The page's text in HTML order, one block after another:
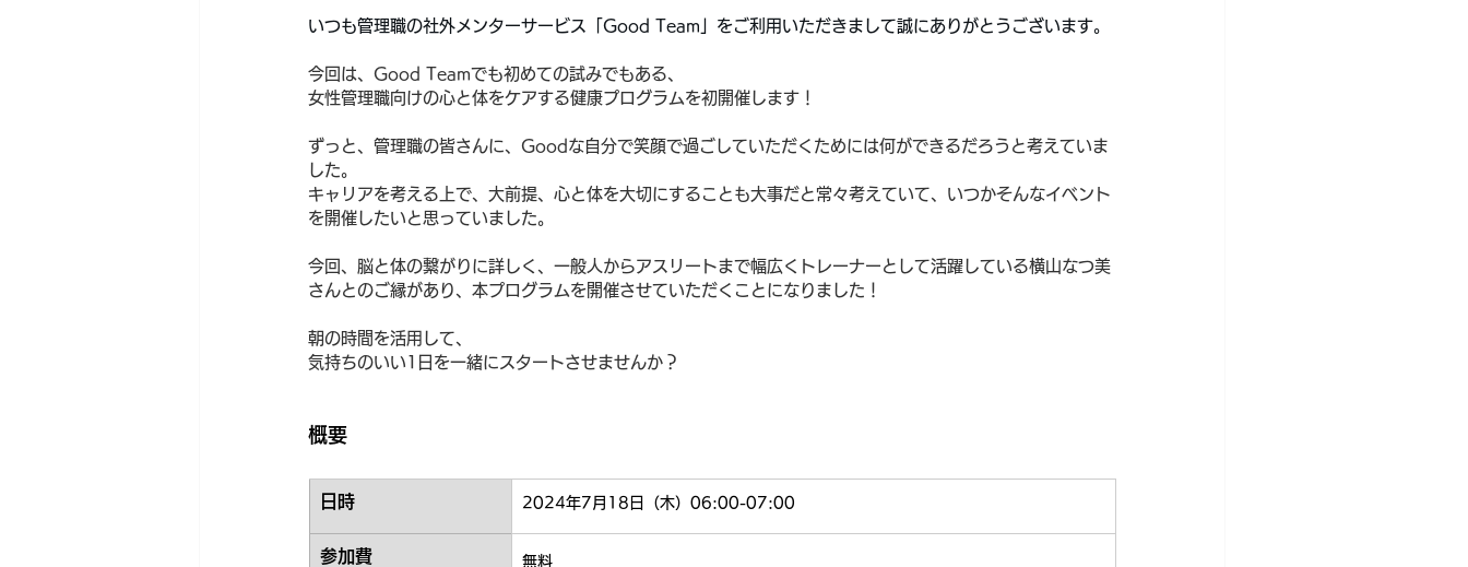
いつも管理職の社外メンターサービス「Good Team」をご利用いただきまして誠にありがとうございます。
今回は、Good Teamでも初めての試みでもある、
女性管理職向けの心と体をケアする健康プログラムを初開催します！
ずっと、管理職の皆さんに、Goodな自分で笑顔で過ごしていただくためには何ができるだろうと考えていま
した。
キャリアを考える上で、大前提、心と体を大切にすることも大事だと常々考えていて、いつかそんなイベント
を開催したいと思っていました。
今回、脳と体の繋がりに詳しく、一般人からアスリートまで幅広くトレーナーとして活躍している横山なつ美
さんとのご縁があり、本プログラムを開催させていただくことになりました！
朝の時間を活用して、
気持ちのいい1日を一緒にスタートさせませんか？
概要
日時 2024年7月18日（木）06:00-07:00
参加費 無料